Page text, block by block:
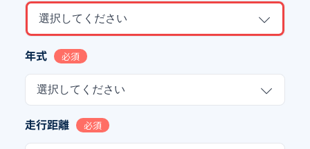
選択してください
年式 必須
選択してください
走行距離 必須